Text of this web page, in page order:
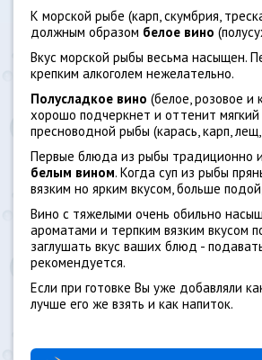
К морской рыбе (карп, скумбрия,
должным образом белое вино
Вкус морской рыбы весьма насыщен.
крепким алкоголем нежелательно.
Полусладкое вино (белое, розовое и
хорошо подчеркнет и оттенит
пресноводной рыбы (карась, карп,
Первые блюда из рыбы традиционно
белым вином. Когда суп из рыбы
вязким но ярким вкусом, больше
Вино с тяжелыми очень обильно
ароматами и терпким вязким вкусом
заглушать вкус ваших блюд -
рекомендуется.
Если при готовке Вы уже добавляли
лучше его же взять и как напиток.